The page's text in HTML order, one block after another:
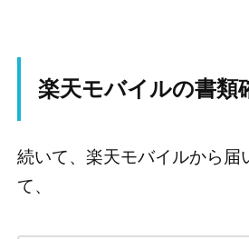
楽天モバイルの書類
続いて、楽天モバイルから届
て、